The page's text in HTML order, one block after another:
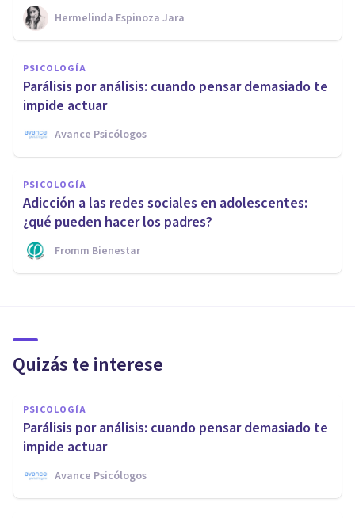
Hermelinda Espinoza Jara
PSICOLOGÍA
Parálisis por análisis: cuando pensar demasiado te
impide actuar
Avance Psicólogos
PSICOLOGÍA
Adicción a las redes sociales en adolescentes:
¿qué pueden hacer los padres?
Fromm Bienestar
Quizás te interese
PSICOLOGÍA
Parálisis por análisis: cuando pensar demasiado te
impide actuar
Avance Psicólogos